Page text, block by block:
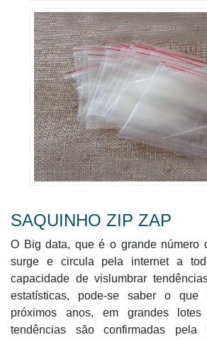
SAQUINHO ZIP ZAP
O Big data, que é o grande número
surge e circula pela internet a
capacidade de vislumbrar
estatísticas, pode-se saber o que
próximos anos, em grandes
tendências são confirmadas